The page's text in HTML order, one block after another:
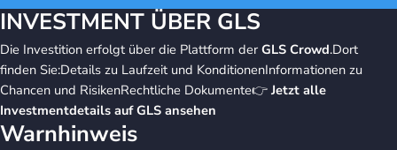
INVESTMENT ÜBER GLS
Die Investition erfolgt über die Plattform der GLS Crowd.Dort
finden Sie:Details zu Laufzeit und KonditionenInformationen zu
Chancen und RisikenRechtliche Dokumente👉 Jetzt alle
Investmentdetails auf GLS ansehen
Warnhinweis